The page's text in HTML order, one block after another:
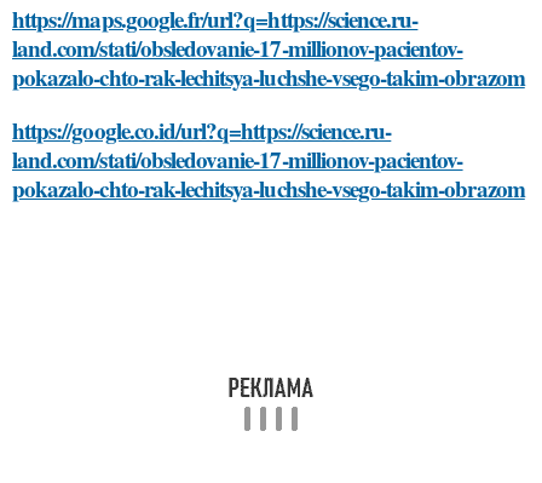
https://maps.google.fr/url?q=https://science.ru-
land.com/stati/obsledovanie-17-millionov-pacientov-
pokazalo-chto-rak-lechitsya-luchshe-vsego-takim-obrazom
https://google.co.id/url?q=https://science.ru-
land.com/stati/obsledovanie-17-millionov-pacientov-
pokazalo-chto-rak-lechitsya-luchshe-vsego-takim-obrazom